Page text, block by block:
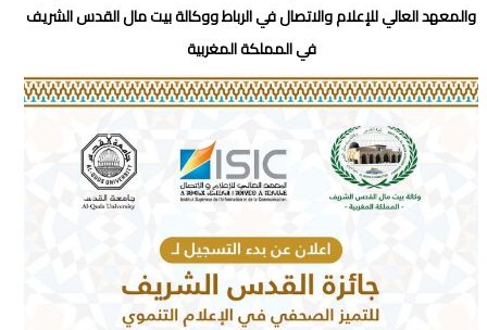
والمعهد العالي للإعلام والاتصال في الرباط ووكالة بيت مال القدس الشريف
في المملكة المغربية